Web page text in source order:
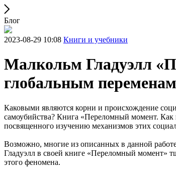
Блог
2023-08-29 10:08 Книги и учебники
Малкольм Гладуэлл
глобальным
Каковыми являются корни и происхождение
самоубийства? Книга «Переломный момент. Как
посвященного изучению механизмов этих
Возможно, многие из описанных в данной
Гладуэлл в своей книге «Переломный момент»
этого феномена.